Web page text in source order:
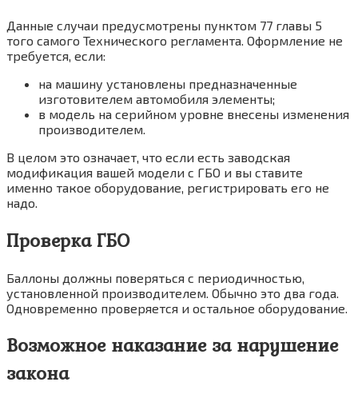
Данные случаи предусмотрены пунктом 77 главы 5
того самого Технического регламента. Оформление не
требуется, если:
на машину установлены предназначенные
изготовителем автомобиля элементы;
в модель на серийном уровне внесены изменения
производителем.
В целом это означает, что если есть заводская
модификация вашей модели с ГБО и вы ставите
именно такое оборудование, регистрировать его не
надо.
Проверка ГБО
Баллоны должны поверяться с периодичностью,
установленной производителем. Обычно это два года.
Одновременно проверяется и остальное оборудование.
Возможное наказание за нарушение
закона